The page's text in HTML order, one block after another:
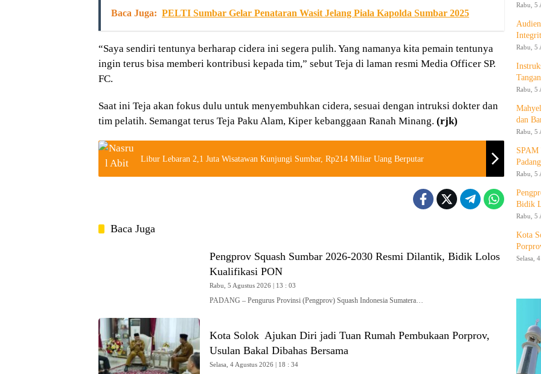
Baca Juga: PELTI Sumbar Gelar Penataran Wasit Jelang Piala Kapolda Sumbar 2025
“Saya sendiri tentunya berharap cidera ini segera pulih. Yang namanya kita pemain tentunya
ingin terus bisa memberi kontribusi kepada tim,” sebut Teja di laman resmi Media Officer SP.
FC.
Saat ini Teja akan fokus dulu untuk menyembuhkan cidera, sesuai dengan intruksi dokter dan
tim pelatih. Semangat terus Teja Paku Alam, Kiper kebanggaan Ranah Minang. (rjk)
Libur Lebaran 2,1 Juta Wisatawan Kunjungi Sumbar, Rp214 Miliar Uang Berputar
Baca Juga
Pengprov Squash Sumbar 2026-2030 Resmi Dilantik, Bidik Lolos
Kualifikasi PON
Rabu, 5 Agustus 2026 | 13 : 03
PADANG – Pengurus Provinsi (Pengprov) Squash Indonesia Sumatera…
Kota Solok Ajukan Diri jadi Tuan Rumah Pembukaan Porprov,
Usulan Bakal Dibahas Bersama
Selasa, 4 Agustus 2026 | 18 : 34
Rabu, 5
Rabu, 5
Rabu, 5
dan
Rabu, 5
Rabu, 5
Bidik
Rabu, 5
Kota
Selasa,